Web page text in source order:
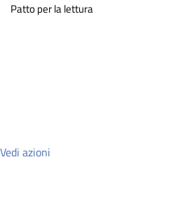
Patto per la lettura
Vedi azioni